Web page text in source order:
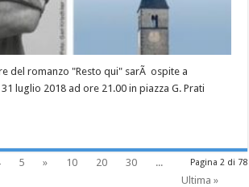
del romanzo "Resto qui" sarÃ ospite a
luglio 2018 ad ore 21.00 in piazza G. Prati
Pagina 2 di 78
5 » 10 20 30
...
Ultima »